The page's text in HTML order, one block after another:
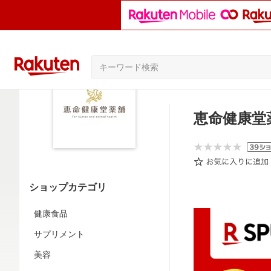
ショップカテゴリ
健康食品
サプリメント
美容
恵命健康堂